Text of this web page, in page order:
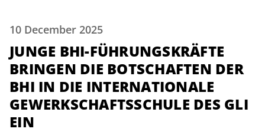
10 December 2025
JUNGE BHI-FÜHRUNGSKRÄFTE
BRINGEN DIE BOTSCHAFTEN DER
BHI IN DIE INTERNATIONALE
GEWERKSCHAFTSSCHULE DES GLI
EIN